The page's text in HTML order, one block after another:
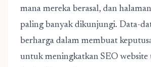
mana mereka berasal, dan
paling banyak dikunjungi. Data-
berharga dalam membuat
untuk meningkatkan SEO